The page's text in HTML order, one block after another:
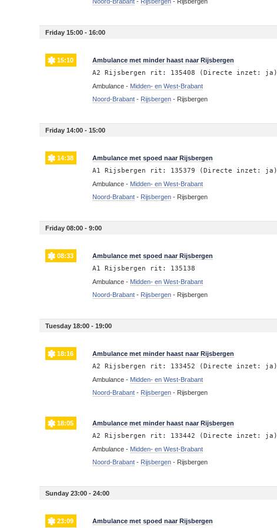
Friday 15:00 - 16:00
15:10 Ambulance met minder haast naar Rijsbergen
A2 Rijsbergen rit: 135408 (Directe inzet: ja)
Ambulance - Midden- en West-Brabant
Noord-Brabant - Rijsbergen - Rijsbergen
Friday 14:00 - 15:00
14:38 Ambulance met spoed naar Rijsbergen
A1 Rijsbergen rit: 135379 (Directe inzet: ja)
Ambulance - Midden- en West-Brabant
Noord-Brabant - Rijsbergen - Rijsbergen
Friday 08:00 - 9:00
08:33 Ambulance met spoed naar Rijsbergen
A1 Rijsbergen rit: 135138
Ambulance - Midden- en West-Brabant
Noord-Brabant - Rijsbergen - Rijsbergen
Tuesday 18:00 - 19:00
18:16 Ambulance met minder haast naar Rijsbergen
A2 Rijsbergen rit: 133452 (Directe inzet: ja)
Ambulance - Midden- en West-Brabant
Noord-Brabant - Rijsbergen - Rijsbergen
18:05 Ambulance met minder haast naar Rijsbergen
A2 Rijsbergen rit: 133442 (Directe inzet: ja)
Ambulance - Midden- en West-Brabant
Noord-Brabant - Rijsbergen - Rijsbergen
Sunday 23:00 - 24:00
23:09 Ambulance met spoed naar Rijsbergen